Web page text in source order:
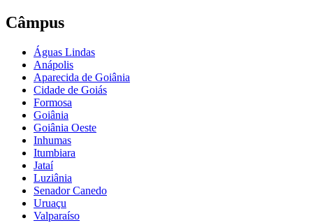
Câmpus
Águas Lindas
Anápolis
Aparecida de Goiânia
Cidade de Goiás
Formosa
Goiânia
Goiânia Oeste
Inhumas
Itumbiara
Jataí
Luziânia
Senador Canedo
Uruaçu
Valparaíso